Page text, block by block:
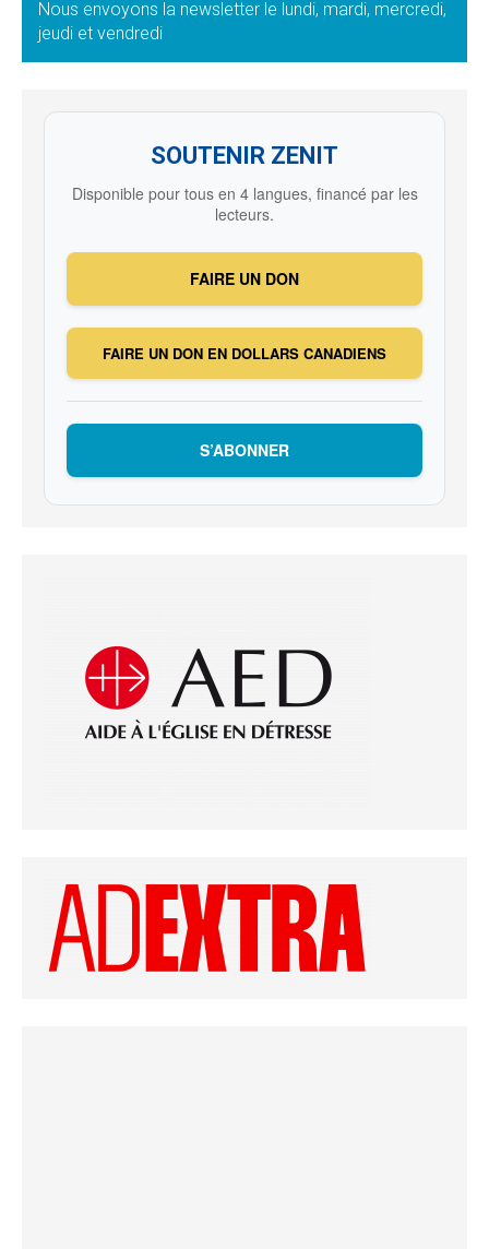
Nous envoyons la newsletter le lundi, mardi, mercredi,
jeudi et vendredi
SOUTENIR ZENIT
Disponible pour tous en 4 langues, financé par les
lecteurs.
FAIRE UN DON
FAIRE UN DON EN DOLLARS CANADIENS
S’ABONNER